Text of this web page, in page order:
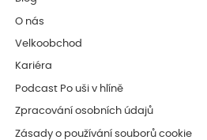
O nás
Velkoobchod
Kariéra
Podcast Po uši v hlíně
Zpracování osobních údajů
Zásady o používání souborů cookie